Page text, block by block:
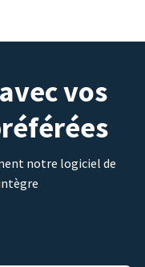
vos
notre logiciel de